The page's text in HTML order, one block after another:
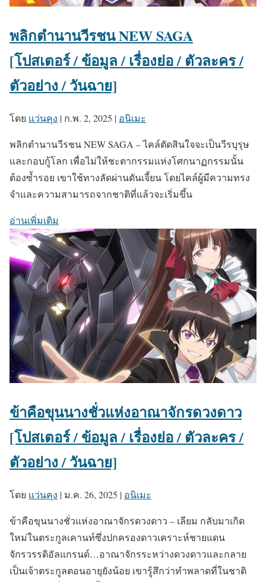
พลิกตำนานวีรชน NEW SAGA
[โปสเตอร์ / ข้อมูล / เรื่องย่อ / ตัวละคร /
ตัวอย่าง / วันฉาย]
โดย แว่นคุง | ก.พ. 2, 2025 | อนิเมะ
พลิกตำนานวีรชน NEW SAGA – ไคล์ตัดสินใจจะเป็นวีรบุรุษ
และกอบกู้โลก เพื่อไม่ให้ชะตากรรมแห่งโศกนาฏกรรมนั้น
ต้องซ้ำรอย เขาใช้ทางลัดผ่านดันเจี้ยน โดยไคล์ผู้มีความทรง
จำและความสามารถจากชาติที่แล้วจะเริ่มขึ้น
อ่านเพิ่มเติม
ข้าคือขุนนางชั่วแห่งอาณาจักรดวงดาว
[โปสเตอร์ / ข้อมูล / เรื่องย่อ / ตัวละคร /
ตัวอย่าง / วันฉาย]
โดย แว่นคุง | ม.ค. 26, 2025 | อนิเมะ
ข้าคือขุนนางชั่วแห่งอาณาจักรดวงดาว – เลียม กลับมาเกิด
ใหม่ในตระกูลเคานท์ซึ่งปกครองดาวเคราะห์ชายแดน
จักรวรรดิอัลแกรนด์…อาณาจักรระหว่างดวงดาวและกลาย
เป็นเจ้าตระกูลตอนอายุยังน้อย เขารู้สึกว่าทำพลาดที่ในชาติ